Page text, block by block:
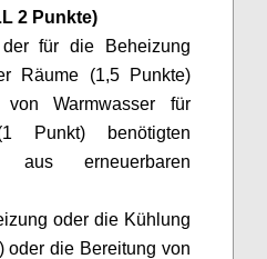
2 Punkte)
für die Beheizung
Räume (1,5 Punkte)
Warmwasser für
Punkt) benötigten
aus erneuerbaren
oder die Kühlung
oder die Bereitung von